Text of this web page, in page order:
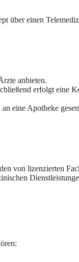
über einen
anbieten.
erfolgt eine
eine Apotheke
von lizenzierten